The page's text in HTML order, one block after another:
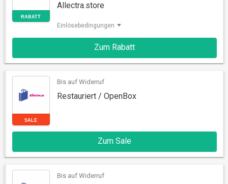
Allectra.store
Einlösebedingungen
Zum Rabatt
Bis auf Widerruf
Restauriert / OpenBox
Zum Sale
Bis auf Widerruf